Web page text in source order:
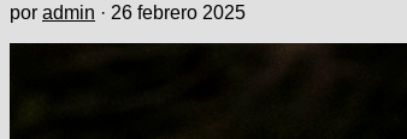
por admin · 26 febrero 2025